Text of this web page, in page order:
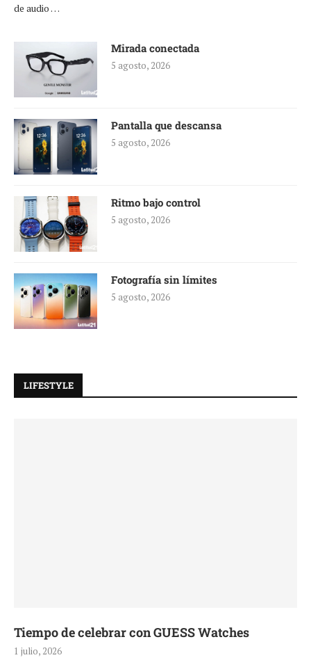
de audio …
Mirada conectada
5 agosto, 2026
Pantalla que descansa
5 agosto, 2026
Ritmo bajo control
5 agosto, 2026
Fotografía sin límites
5 agosto, 2026
LIFESTYLE
Tiempo de celebrar con GUESS Watches
1 julio, 2026